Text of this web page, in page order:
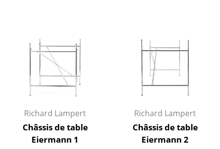
Appliques murales
Luminaires d’extérieur
... voir tous les luminaires
Richard Lampert
Châssis de table
Eiermann 1
Richard Lampert
Châssis de table
Eiermann 2